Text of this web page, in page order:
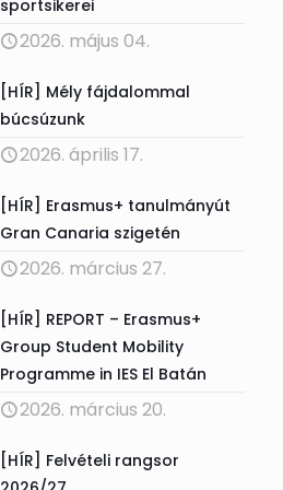
sportsikerei
2026. május 04.
[HÍR] Mély fájdalommal
búcsúzunk
2026. április 17.
[HÍR] Erasmus+ tanulmányút
Gran Canaria szigetén
2026. március 27.
[HÍR] REPORT – Erasmus+
Group Student Mobility
Programme in IES El Batán
2026. március 20.
[HÍR] Felvételi rangsor